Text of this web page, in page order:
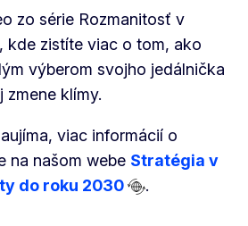
zo série Rozmanitosť v
kde zistíte viac o tom, ako
výberom svojho jedálnička
zmene klímy.
viac informácií o
na našom webe Stratégia v
do roku 2030
.